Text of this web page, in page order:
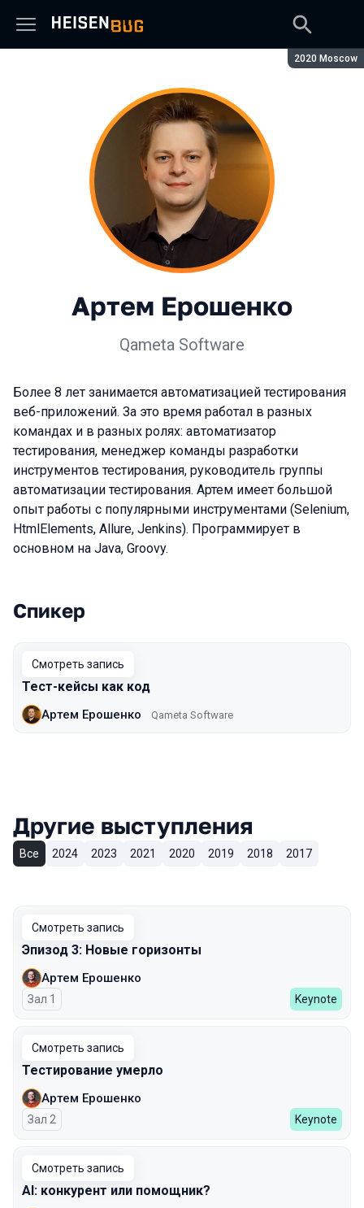
Сезон:
2020 Moscow
Артем Ерошенко
Qameta Software
Более 8 лет занимается автоматизацией тестирования
веб-приложений. За это время работал в разных
командах и в разных ролях: автоматизатор
тестирования, менеджер команды разработки
инструментов тестирования, руководитель группы
автоматизации тестирования. Артем имеет большой
опыт работы с популярными инструментами (Selenium,
HtmlElements, Allure, Jenkins). Программирует в
основном на Java, Groovy.
Выступления в сезоне 2020 Moscow
Спикер
Смотреть запись
Тест-кейсы как код
Артем Ерошенко Qameta Software
Другие выступления
Все 2024 2023 2021 2020 2019 2018 2017
Смотреть запись
Эпизод 3: Новые горизонты
Артем Ерошенко
Зал 1 Keynote
Смотреть запись
Тестирование умерло
Артем Ерошенко
Зал 2 Keynote
Смотреть запись
AI: конкурент или помощник?